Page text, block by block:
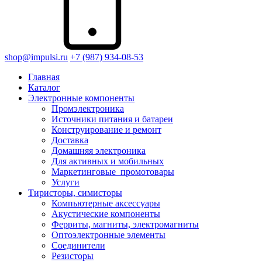
shop@impulsi.ru +7 (987) 934-08-53
Главная
Каталог
Электронные компоненты
Промэлектроника
Источники питания и батареи
Конструирование и ремонт
Доставка
Домашняя электроника
Для активных и мобильных
Маркетинговые_промотовары
Услуги
Тиристоры, симисторы
Компьютерные аксессуары
Акустические компоненты
Ферриты, магниты, электромагниты
Оптоэлектронные элементы
Соединители
Резисторы